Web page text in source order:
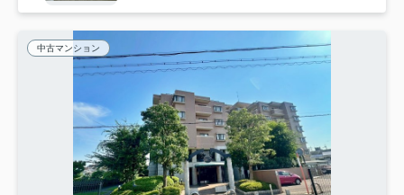
中古マンション